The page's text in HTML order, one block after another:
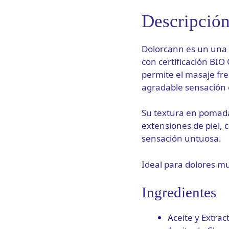
Dolorcann es un
con certificación BIO
permite el masaje
agradable
Su textura en
extensiones de piel,
sensación untuosa.
Ideal para dolores
Ingredientes
Aceite y